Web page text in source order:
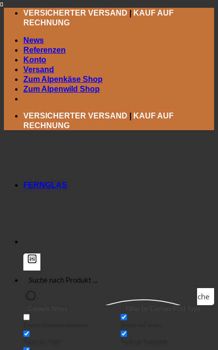
Zum
VERSICHERTER VERSAND
KAUF AUF
RECHNUNG
News
Referenzen
Konto
Versand
Zum Alpenkäse Shop
Zum Alpenwild Shop
VERSICHERTER VERSAND
KAUF AUF
RECHNUNG
Suche
FERNGLAS